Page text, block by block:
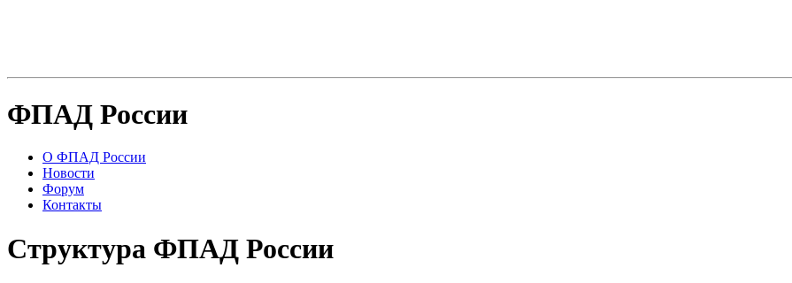
ФПАД России
О ФПАД России
Новости
Форум
Контакты
Структура ФПАД России